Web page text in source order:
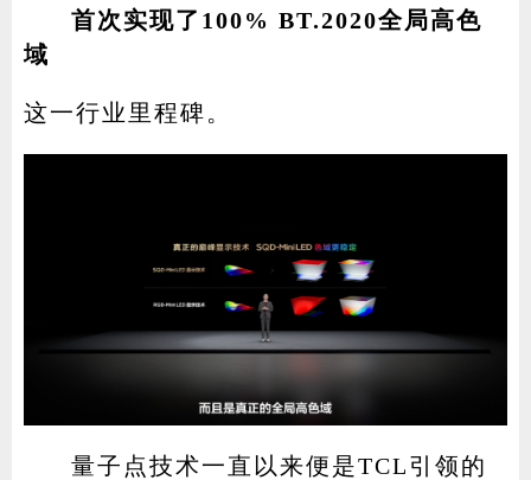
首次实现了100% BT.2020全局高色
域
这一行业里程碑。
量子点技术一直以来便是TCL引领的